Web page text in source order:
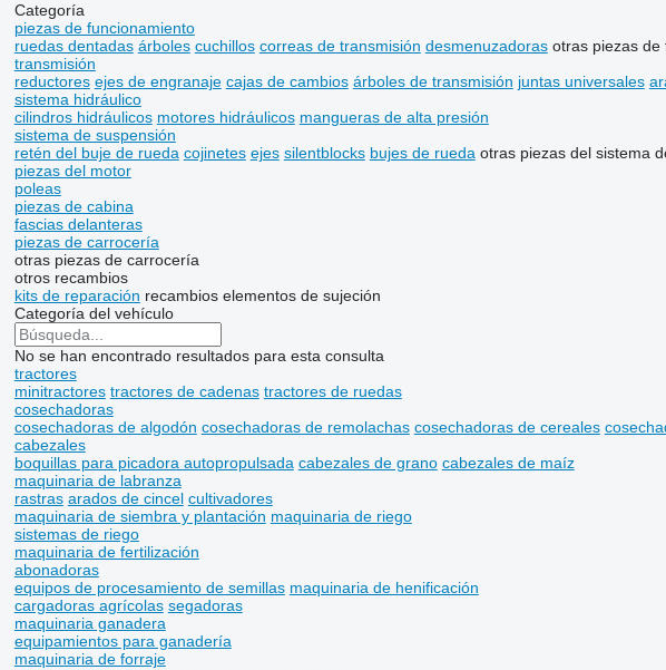
Categoría
piezas de funcionamiento
ruedas dentadas árboles cuchillos correas de transmisión desmenuzadoras otras piezas de
transmisión
reductores ejes de engranaje cajas de cambios árboles de transmisión juntas universales
sistema hidráulico
cilindros hidráulicos motores hidráulicos mangueras de alta presión
sistema de suspensión
retén del buje de rueda cojinetes ejes silentblocks bujes de rueda otras piezas del sistema
piezas del motor
poleas
piezas de cabina
fascias delanteras
piezas de carrocería
otras piezas de carrocería
otros recambios
kits de reparación recambios elementos de sujeción
Categoría del vehículo
No se han encontrado resultados para esta consulta
tractores
minitractores tractores de cadenas tractores de ruedas
cosechadoras
cosechadoras de algodón cosechadoras de remolachas cosechadoras de cereales
cabezales
boquillas para picadora autopropulsada cabezales de grano cabezales de maíz
maquinaria de labranza
rastras arados de cincel cultivadores
maquinaria de siembra y plantación maquinaria de riego
sistemas de riego
maquinaria de fertilización
abonadoras
equipos de procesamiento de semillas maquinaria de henificación
cargadoras agrícolas segadoras
maquinaria ganadera
equipamientos para ganadería
maquinaria de forraje